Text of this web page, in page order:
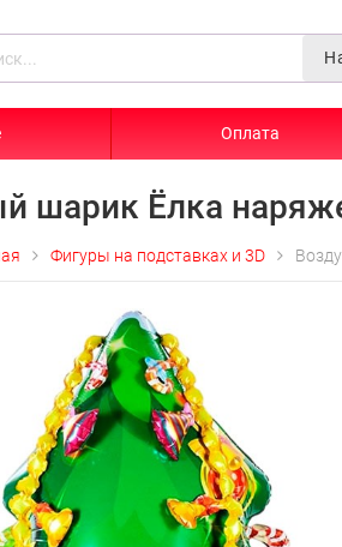
Оплата
шарик Ёлка
Фигуры на подставках и 3D